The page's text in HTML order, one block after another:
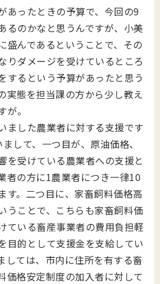
あったときの予算で、今回の9
るのかなと思うんですが、小美
盛んであるということで、その
りダメージを受けているところ
するという予算があったと思う
実態を担当課の方から少し教え
。
ました農業者に対する支援です
して、一つ目が、原油価格、
を受けている農業者への支援と
者の方に1農業者につき一律10
す。二つ目に、家畜飼料価格高
うことで、こちらも家畜飼料価
ている畜産事業者の費用負担軽
目的として支援金を支給してい
しては、市内に住所を有する畜
価格安定制度の加入者に対して